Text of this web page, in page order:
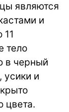
являются
и
11
тело
в черный
усики и
цвета.